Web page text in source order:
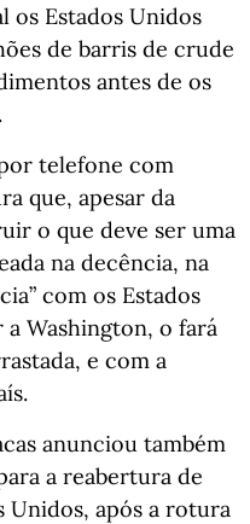
os Estados Unidos
de barris de crude
antes de os
telefone com
que, apesar da
o que deve ser uma
na decência, na
com os Estados
Washington, o fará
e com a
anunciou também
a reabertura de
Unidos, após a rotura